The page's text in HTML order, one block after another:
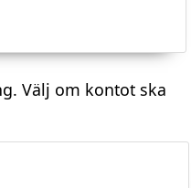
Välj om kontot ska